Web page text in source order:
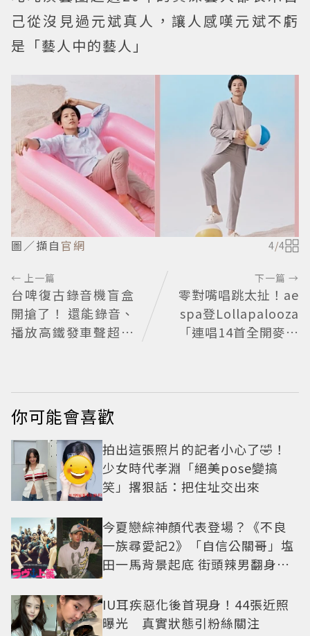
己從沒見過元斌真人，讓人感嘆元斌不虧
是「藝人中的藝人」
圖／擷自 官網 4/4
← 上一篇
台啤復古錄音機盲盒
開搶了！ 還能錄音、
播放高鐵發車聲超有
下一篇 →
零對嘴唱跳太扯！ae
spa登Lollapalooza
「連唱14首全開麥」
你可能會喜歡
拍出這張照片的記者小心了🤣！
少女時代孝淵「絕美pose變搞
笑」撂狠話：把住址交出來
今夏戀綜神顏代表登場？《不良
一族尋愛記2》「自信公關哥」塩
田一馬背景起底 街頭辣男翻身當
IU耳疾惡化後首現身！44張近照
曝光 真實狀態引粉絲關注